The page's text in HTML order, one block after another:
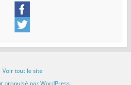
Voir tout le site